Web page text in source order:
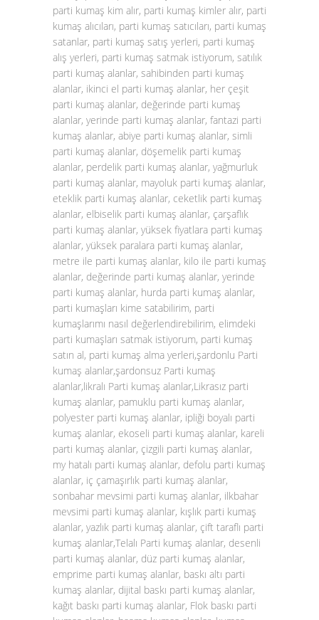
parti kumaş kim alır, parti kumaş kimler alır, parti
kumaş alıcıları, parti kumaş satıcıları, parti kumaş
satanlar, parti kumaş satış yerleri, parti kumaş
alış yerleri, parti kumaş satmak istiyorum, satılık
parti kumaş alanlar, sahibinden parti kumaş
alanlar, ikinci el parti kumaş alanlar, her çeşit
parti kumaş alanlar, değerinde parti kumaş
alanlar, yerinde parti kumaş alanlar, fantazi parti
kumaş alanlar, abiye parti kumaş alanlar, simli
parti kumaş alanlar, döşemelik parti kumaş
alanlar, perdelik parti kumaş alanlar, yağmurluk
parti kumaş alanlar, mayoluk parti kumaş alanlar,
eteklik parti kumaş alanlar, ceketlik parti kumaş
alanlar, elbiselik parti kumaş alanlar, çarşaflık
parti kumaş alanlar, yüksek fiyatlara parti kumaş
alanlar, yüksek paralara parti kumaş alanlar,
metre ile parti kumaş alanlar, kilo ile parti kumaş
alanlar, değerinde parti kumaş alanlar, yerinde
parti kumaş alanlar, hurda parti kumaş alanlar,
parti kumaşları kime satabilirim, parti
kumaşlarımı nasıl değerlendirebilirim, elimdeki
parti kumaşları satmak istiyorum, parti kumaş
satın al, parti kumaş alma yerleri,şardonlu Parti
kumaş alanlar,şardonsuz Parti kumaş
alanlar,likralı Parti kumaş alanlar,Likrasız parti
kumaş alanlar, pamuklu parti kumaş alanlar,
polyester parti kumaş alanlar, ipliği boyalı parti
kumaş alanlar, ekoseli parti kumaş alanlar, kareli
parti kumaş alanlar, çizgili parti kumaş alanlar,
my hatalı parti kumaş alanlar, defolu parti kumaş
alanlar, iç çamaşırlık parti kumaş alanlar,
sonbahar mevsimi parti kumaş alanlar, ilkbahar
mevsimi parti kumaş alanlar, kışlık parti kumaş
alanlar, yazlık parti kumaş alanlar, çift taraflı parti
kumaş alanlar,Telalı Parti kumaş alanlar, desenli
parti kumaş alanlar, düz parti kumaş alanlar,
emprime parti kumaş alanlar, baskı altı parti
kumaş alanlar, dijital baskı parti kumaş alanlar,
kağıt baskı parti kumaş alanlar, Flok baskı parti